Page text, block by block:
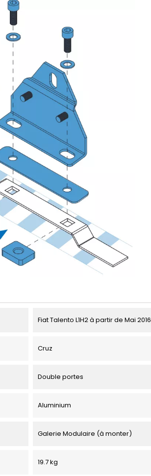
Fiat Talento L1H2 à partir de Mai 2016
Cruz
Double portes
Aluminium
Galerie Modulaire (à monter)
19.7 kg